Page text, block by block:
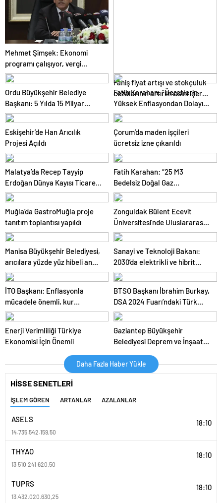
Mehmet Şimşek: Ekonomi
programı çalışıyor, vergi
artırımı yapmayacağız
Fahiş fiyat artışı ve stokçuluk
cezalarının artırılmasını içeren
kanun teklifi kabul edildi
Ordu Büyükşehir Belediye
Başkanı: 5 Yılda 15 Milyar
TL’lik Yatırım Yaptık
Fatih Karahan: “Ücretlerin
Yüksek Enflasyondan Dolayı
Erimesi Söz Konusu.
Enflasyonu Düşürürsek Kalıcı
Refah Artışı Olacaktır”
Eskişehir’de Han Arıcılık
Projesi Açıldı
Çorum’da maden işçileri
ücretsiz izne çıkarıldı
Malatya’da Recep Tayyip
Erdoğan Dünya Kayısı Ticaret
Merkezi hizmete girdi
Fatih Karahan: “25 M3
Bedelsiz Doğal Gaz
Kullanımının Sona Ermesi
Mayıs Ayı Enflasyonunu 0,7
Puan Yukarı Yönlü
Etkileyecek”
Muğla’da GastroMuğla proje
tanıtım toplantısı yapıldı
Zonguldak Bülent Ecevit
Üniversitesi’nde Uluslararası
Yönetim, İktisat ve İşletme
Kongresi başladı
Manisa Büyükşehir Belediyesi,
arıcılara yüzde yüz hibeli ana
arı dağıtımı gerçekleştirdi
Sanayi ve Teknoloji Bakanı:
2030’da elektrikli ve hibrit
araçların pazar payı yüzde
35’e çıkacak
İTO Başkanı: Enflasyonla
mücadele önemli, kur
politikasının riskleri takip
edilmeli
BTSO Başkanı İbrahim Burkay,
DSA 2024 Fuarı’ndaki Türk
ürünlerini ziyaret etti
Enerji Verimliliği Türkiye
Ekonomisi İçin Önemli
Gaziantep Büyükşehir
Belediyesi Deprem ve İnşaat
Düzenledi
Daha Fazla Haber Yükle
HİSSE SENETLERİ
İŞLEM GÖREN ARTANLAR AZALANLAR
ASELS
14.735.542.159,50
18:10
THYAO
13.510.241.620,50
18:10
TUPRS
13.432.020.630,25
18:10